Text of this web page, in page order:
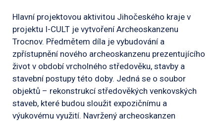
Hlavní projektovou aktivitou Jihočeského kraje v
projektu I-CULT je vytvoření Archeoskanzenu
Trocnov. Předmětem díla je vybudování a
zpřístupnění nového archeoskanzenu prezentujícího
život v období vrcholného středověku, stavby a
stavební postupy této doby. Jedná se o soubor
objektů – rekonstrukcí středověkých venkovských
staveb, které budou sloužit expozičnímu a
výukovému využití. Navržený archeoskanzen